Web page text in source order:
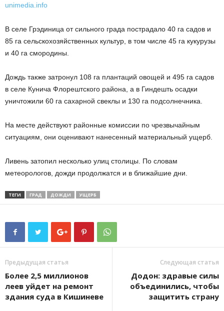
unimedia.info
В селе Грэдиница от сильного града пострадало 40 га садов и
85 га сельскохозяйственных культур, в том числе 45 га кукурузы
и 40 га смородины.
Дождь также затронул 108 га плантаций овощей и 495 га садов
в селе Кунича Флорештского района, а в Гиндешть осадки
уничтожили 60 га сахарной свеклы и 130 га подсолнечника.
На месте действуют районные комиссии по чрезвычайным
ситуациям, они оценивают нанесенный материальный ущерб.
Ливень затопил несколько улиц столицы. По словам
метеорологов, дожди продолжатся и в ближайшие дни.
ТЕГИ ГРАД ДОЖДИ УЩЕРБ
Предыдущая статья
Более 2,5 миллионов
леев уйдет на ремонт
здания суда в Кишиневе
Следующая статья
Додон: здравые силы
объединились, чтобы
защитить страну